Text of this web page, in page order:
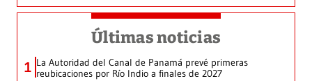
Últimas noticias
1 La Autoridad del Canal de Panamá prevé primeras
reubicaciones por Río Indio a finales de 2027